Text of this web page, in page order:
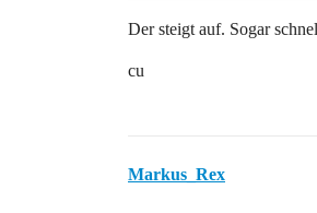
Der steigt auf. Sogar
cu
Markus_Rex